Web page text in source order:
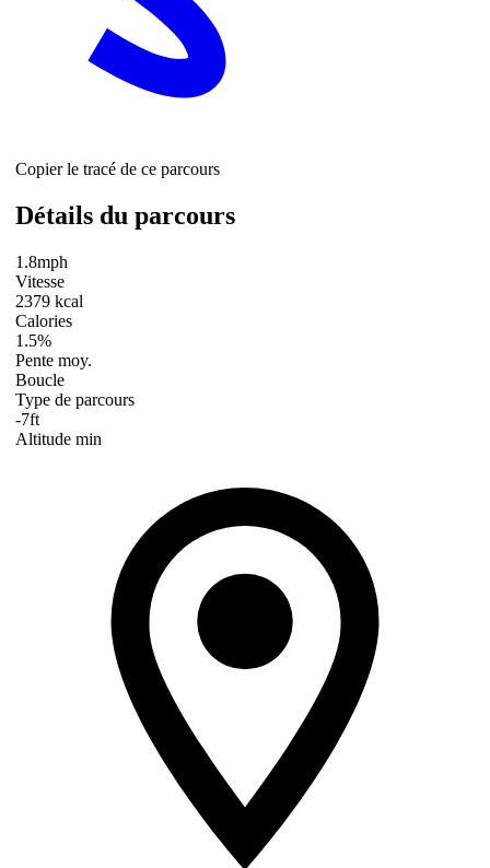
Copier le tracé de ce parcours
Détails du parcours
1.8mph
Vitesse
2379 kcal
Calories
1.5%
Pente moy.
Boucle
Type de parcours
-7ft
Altitude min